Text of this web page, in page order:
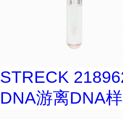
STRECK
DNA游离DNA